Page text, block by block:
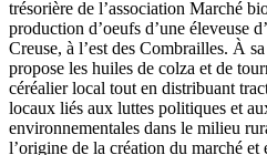
trésorière de l’association Marché
production d’oeufs d’une éleveuse
Creuse, à l’est des Combrailles. À
propose les huiles de colza et de
céréalier local tout en distribuant
locaux liés aux luttes politiques et
environnementales dans le milieu
l’origine de la création du marché et